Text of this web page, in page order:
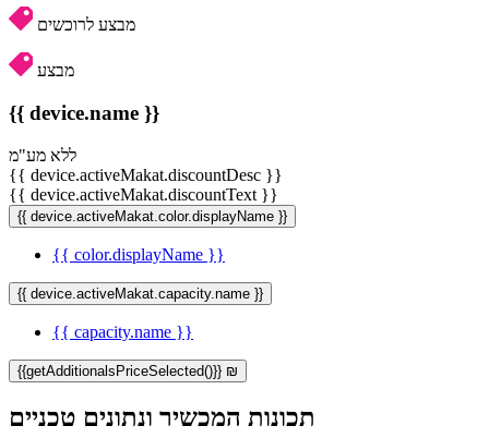
מבצע לרוכשים
מבצע
{{ device.name }}
ללא מע"מ
{{ device.activeMakat.discountDesc }}
{{ device.activeMakat.discountText }}
{{ device.activeMakat.color.displayName }}
{{ color.displayName }}
{{ device.activeMakat.capacity.name }}
{{ capacity.name }}
{{getAdditionalsPriceSelected()}} ₪
תכונות המכשיר ונתונים טכניים